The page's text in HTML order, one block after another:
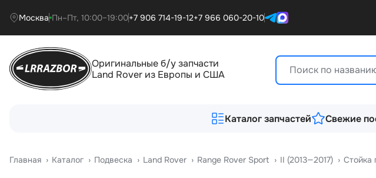
Москва Пн–Пт, 10:00–19:00+7 906 714-19-12+7 966 060-20-10
Оригинальные б/у запчасти
Land Rover из Европы и США
Каталог запчастей Свежие
Главная › Катало › Подвеска › Land Rover › Range Rover Sport › II (2013—2017) › Стойка